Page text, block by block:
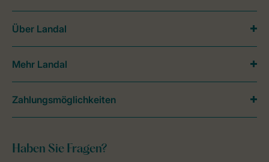
Haben Sie Fragen?
Über Landal
Mehr Landal
Zahlungsmöglichkeiten